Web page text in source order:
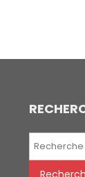
Recherche